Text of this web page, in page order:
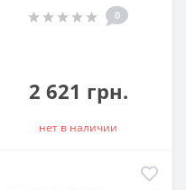
0
2 621 грн.
нет в наличии